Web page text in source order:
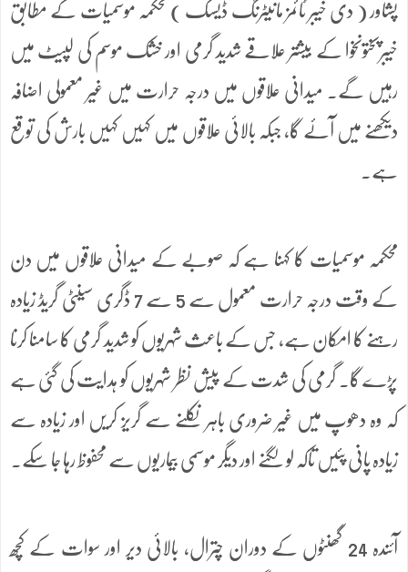
پشاور ( دی خیبر ٹائمز مانیٹرنگ ڈیسک ) محکمہ موسمیات کے مطابق
خیبرپختونخوا کے بیشتر علاقے شدید گرمی اور خشک موسم کی لپیٹ میں
رہیں گے۔ میدانی علاقوں میں درجہ حرارت میں غیر معمولی اضافہ
دیکھنے میں آئے گا، جبکہ بالائی علاقوں میں کہیں کہیں بارش کی توقع
ہے۔
محکمہ موسمیات کا کہنا ہے کہ صوبے کے میدانی علاقوں میں دن
کے وقت درجہ حرارت معمول سے 5 سے 7 ڈگری سینٹی گریڈ زیادہ
رہنے کا امکان ہے، جس کے باعث شہریوں کو شدید گرمی کا سامنا کرنا
پڑے گا۔ گرمی کی شدت کے پیش نظر شہریوں کو ہدایت کی گئی ہے
کہ وہ دھوپ میں غیر ضروری باہر نکلنے سے گریز کریں اور زیادہ سے
زیادہ پانی پئیں تاکہ لو لگنے اور دیگر موسمی بیماریوں سے محفوظ رہا جا سکے۔
آئندہ 24 گھنٹوں کے دوران چترال، بالائی دیر اور سوات کے کچھ